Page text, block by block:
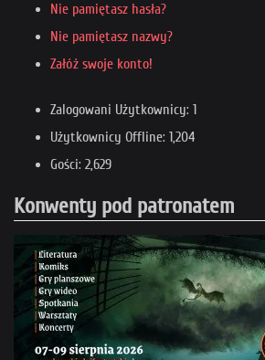
Nie pamiętasz hasła?
Nie pamiętasz nazwy?
Załóż swoje konto!
Zalogowani Użytkownicy: 1
Użytkownicy Offline: 1,204
Gości: 2,629
Konwenty pod patronatem